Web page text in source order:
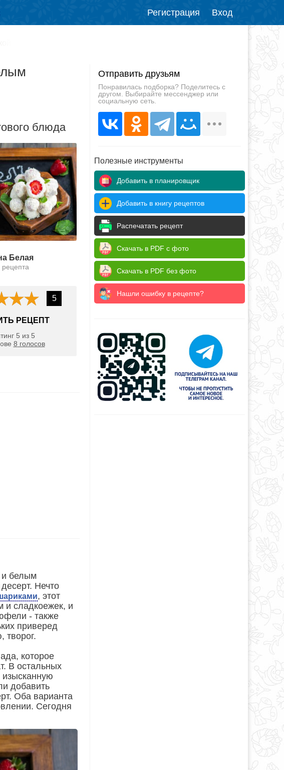
Регистрация Вход
блюда
Белая
рецепта
5
РЕЦЕПТ
5 из 5
8 голосов
и белым
Нечто
, этот
и сладкоежек, и
- также
приверед
творог.
которое
В остальных
добавить
Оба варианта
Сегодня
Отправить друзьям
Понравилась подборка? Поделитесь с
другом. Выбирайте мессенджер или
социальную сеть.
Полезные инструменты
Добавить в планировщик
Добавить в книгу рецептов
Распечатать рецепт
Скачать в PDF с фото
Скачать в PDF без фото
Нашли ошибку в рецепте?